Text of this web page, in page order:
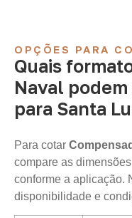
OPÇÕES PARA
Quais
Naval
para Santa
Para cotar
compare as
conforme a aplicação.
disponibilidade e